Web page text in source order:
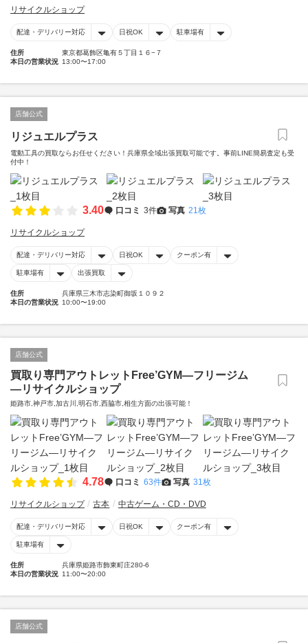
リサイクルショップ
配達・デリバリー対応 日祝OK 駐車場有
住所
東京都葛飾区亀有５丁目１６−７
本日の営業状況 13:00〜17:00
店舗公式
リジュエルプラス
電動工具の買取ならお任せください！兵庫県全域出張買取可能です。事前LINE簡易査定も受
付中！
3.40 口コミ 3件 写真 21枚
リサイクルショップ
配達・デリバリー対応 日祝OK クーポン有
駐車場有 出張買取
住所
兵庫県三木市志染町御坂１０９２
本日の営業状況 10:00〜19:00
店舗公式
買取り専門アウトレットFree’GYM—フリージム
—リサイクルショップ
姫路市,神戸市,加古川,明石市,西脇市,相生方面の出張可能！
4.78 口コミ 63件 写真 31枚
リサイクルショップ 古本 中古ゲーム・CD・DVD
配達・デリバリー対応 日祝OK クーポン有
駐車場有
住所
兵庫県姫路市飾東町庄280-6
本日の営業状況 11:00〜20:00
店舗公式